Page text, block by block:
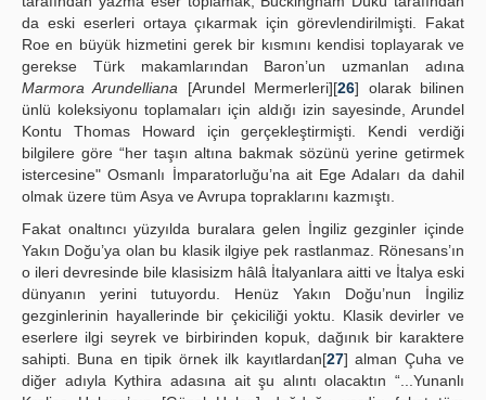
da eski eserleri ortaya çıkarmak için görevlendirilmişti. Fakat
Roe en büyük hizmetini gerek bir kısmını kendisi toplayarak ve
gerekse Türk makamlarından Baron’un uzmanlan adına
Marmora Arundelliana [Arundel Mermerleri][26] olarak bilinen
ünlü koleksiyonu toplamaları için aldığı izin sayesinde, Arundel
Kontu Thomas Howard için gerçekleştirmişti. Kendi verdiği
bilgilere göre “her taşın altına bakmak sözünü yerine getirmek
istercesine" Osmanlı İmparatorluğu’na ait Ege Adaları da dahil
olmak üzere tüm Asya ve Avrupa topraklarını kazmıştı.
Fakat onaltıncı yüzyılda buralara gelen İngiliz gezginler içinde
Yakın Doğu’ya olan bu klasik ilgiye pek rastlanmaz. Rönesans’ın
o ileri devresinde bile klasisizm hâlâ İtalyanlara aitti ve İtalya eski
dünyanın yerini tutuyordu. Henüz Yakın Doğu’nun İngiliz
gezginlerinin hayallerinde bir çekiciliği yoktu. Klasik devirler ve
eserlere ilgi seyrek ve birbirinden kopuk, dağınık bir karaktere
sahipti. Buna en tipik örnek ilk kayıtlardan[27] alman Çuha ve
diğer adıyla Kythira adasına ait şu alıntı olacaktın “...Yunanlı